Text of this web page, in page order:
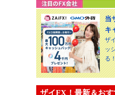
当
キ
ザ
ッ
る！
ザイFX！最新＆お